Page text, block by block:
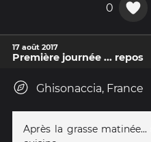
0
17 août 2017
Première journée ... repos
Ghisonaccia, France
Après la grasse